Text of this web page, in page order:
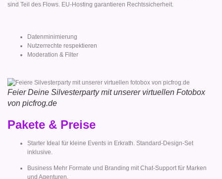
sind Teil des Flows. EU-Hosting garantieren Rechtssicherheit.
Datenminimierung
Nutzerrechte respektieren
Moderation & Filter
Feier Deine Silvesterparty mit unserer virtuellen Fotobox
von picfrog.de
Pakete & Preise
Starter Ideal für kleine Events in Erkrath. Standard-Design-Set
inklusive.
Business Mehr Formate und Branding mit Chat-Support für Marken
und Agenturen.